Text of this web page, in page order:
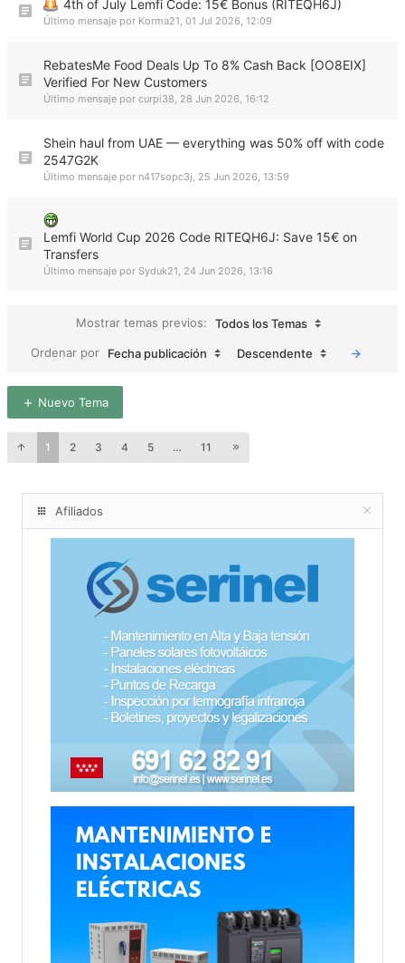
4th of July Lemfi Code: 15€ Bonus (RITEQH6J)
Último mensaje por Korma21, 01 Jul 2026, 12:09
RebatesMe Food Deals Up To 8% Cash Back [OO8EIX]
Verified For New Customers
Último mensaje por curpi38, 28 Jun 2026, 16:12
Shein haul from UAE — everything was 50% off with code
2547G2K
Último mensaje por n417sopc3j, 25 Jun 2026, 13:59
Lemfi World Cup 2026 Code RITEQH6J: Save 15€ on
Transfers
Último mensaje por Syduk21, 24 Jun 2026, 13:16
Mostrar temas previos:
Todos los Temas
Ordenar por
Fecha publicación Descendente
Nuevo Tema
1 2 3 4 5 … 11
Afiliados